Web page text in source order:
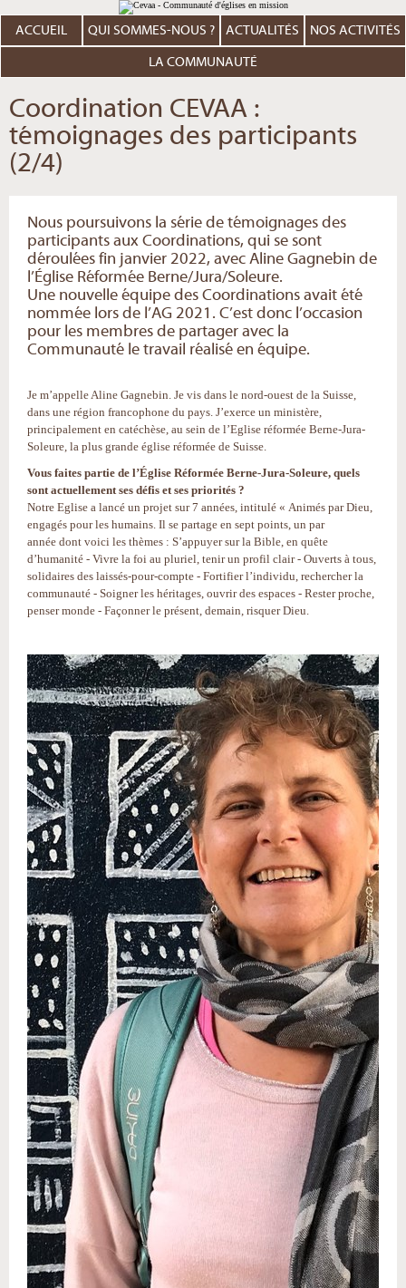
au
contenu.
Aller
personnels
ACCUEIL QUI SOMMES-NOUS ? ACTUALITÉS NOS ACTIVITÉS
LA COMMUNAUTÉ
Coordination CEVAA :
témoignages des participants
(2/4)
Nous poursuivons la série de témoignages des
participants aux Coordinations, qui se sont
déroulées fin janvier 2022, avec Aline Gagnebin de
l’Église Réformée Berne/Jura/Soleure.
Une nouvelle équipe des Coordinations avait été
nommée lors de l’AG 2021. C’est donc l’occasion
pour les membres de partager avec la
Communauté le travail réalisé en équipe.
Je m’appelle Aline Gagnebin. Je vis dans le nord-ouest de la Suisse,
dans une région francophone du pays. J’exerce un ministère,
principalement en catéchèse, au sein de l’Eglise réformée Berne-Jura-
Soleure, la plus grande église réformée de Suisse.
Vous faites partie de l’Église Réformée Berne-Jura-Soleure, quels
sont actuellement ses défis et ses priorités ?
Notre Eglise a lancé un projet sur 7 années, intitulé « Animés par Dieu,
engagés pour les humains. Il se partage en sept points, un par
année dont voici les thèmes : S’appuyer sur la Bible, en quête
d’humanité - Vivre la foi au pluriel, tenir un profil clair - Ouverts à tous,
solidaires des laissés-pour-compte - Fortifier l’individu, rechercher la
communauté - Soigner les héritages, ouvrir des espaces - Rester proche,
penser monde - Façonner le présent, demain, risquer Dieu.